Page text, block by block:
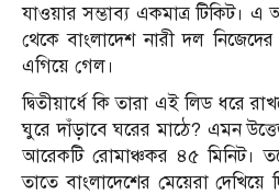
যাওয়ার সম্ভাব্য একমাত্র টিকিট। এ
থেকে বাংলাদেশ নারী দল
এগিয়ে গেল।
দ্বিতীয়ার্ধে কি তারা এই লিড ধরে
ঘুরে দাঁড়াবে ঘরের মাঠে? এমন
আরেকটি রোমাঞ্চকর ৪৫ মিনিট।
তাতে বাংলাদেশের মেয়েরা